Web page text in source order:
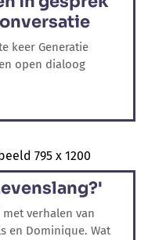
keer Generatie
open dialoog
met verhalen van
en Dominique. Wat